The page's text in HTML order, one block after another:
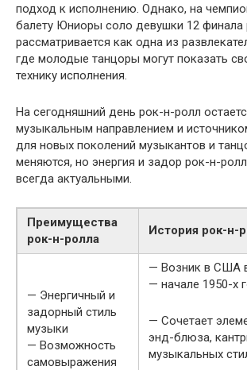
подход к исполнению. Однако, на
балету Юниоры соло девушки 12 финала
рассматривается как одна из
где молодые танцоры могут показать
технику исполнения.
На сегодняшний день рок-н-ролл
музыкальным направлением и
для новых поколений музыкантов и
меняются, но энергия и задор рок-н-
всегда актуальными.
Преимущества
рок-н-ролла
История рок-н-
— Энергичный и
задорный стиль
музыки
— Возможность
самовыражения
— Возник в США
— начале 1950-х
— Сочетает
энд-блюза,
музыкальных